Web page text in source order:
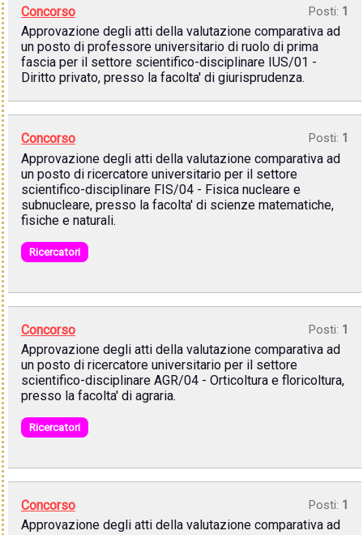
Concorso Posti: 1
Approvazione degli atti della valutazione comparativa ad
un posto di professore universitario di ruolo di prima
fascia per il settore scientifico-disciplinare IUS/01 -
Diritto privato, presso la facolta' di giurisprudenza.
Concorso Posti: 1
Approvazione degli atti della valutazione comparativa ad
un posto di ricercatore universitario per il settore
scientifico-disciplinare FIS/04 - Fisica nucleare e
subnucleare, presso la facolta' di scienze matematiche,
fisiche e naturali.
Ricercatori
Concorso Posti: 1
Approvazione degli atti della valutazione comparativa ad
un posto di ricercatore universitario per il settore
scientifico-disciplinare AGR/04 - Orticoltura e floricoltura,
presso la facolta' di agraria.
Ricercatori
Concorso Posti: 1
Approvazione degli atti della valutazione comparativa ad